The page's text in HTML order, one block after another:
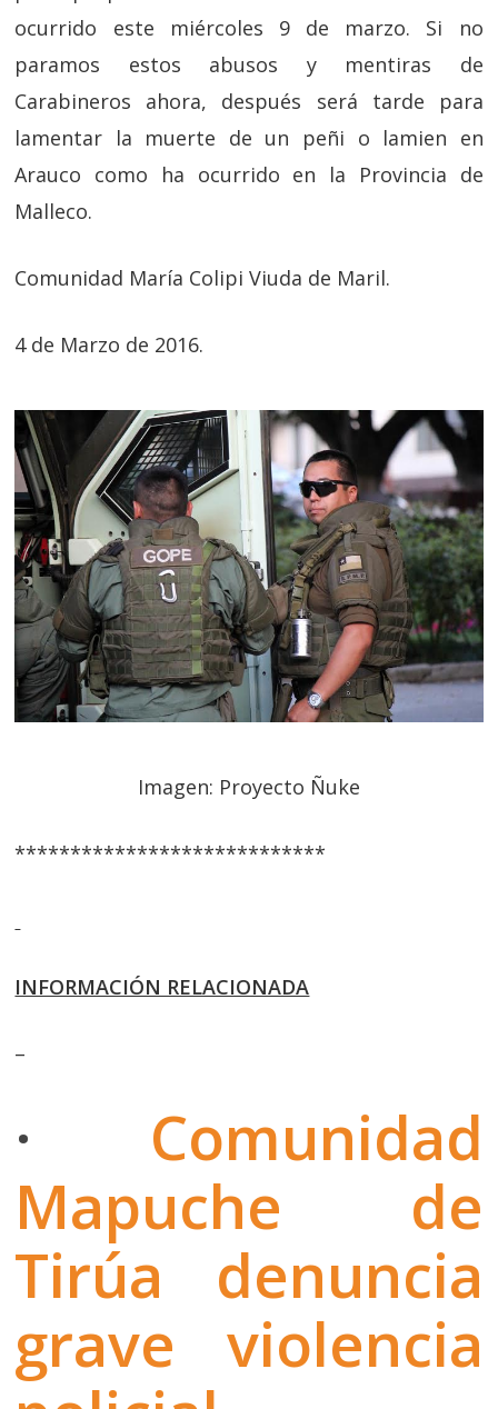
ocurrido este miércoles 9 de marzo. Si no
paramos estos abusos y mentiras de
Carabineros ahora, después será tarde para
lamentar la muerte de un peñi o lamien en
Arauco como ha ocurrido en la Provincia de
Malleco.
Comunidad María Colipi Viuda de Maril.
4 de Marzo de 2016.
Imagen: Proyecto Ñuke
****************************
INFORMACIÓN RELACIONADA
–
· Comunidad
Mapuche de
Tirúa denuncia
grave violencia